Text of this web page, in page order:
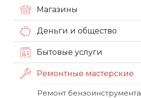
Магазины
Деньги и общество
Бытовые услуги
Ремонтные мастерские
Ремонт бензоинструмента